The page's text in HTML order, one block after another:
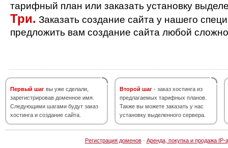
тарифный план или заказать установку
Три. Заказать создание сайта у нашего
предложить вам создание сайта любой
Первый шаг вы уже сделали,
зарегистрировав доменное имя.
Следующими шагами будут заказ
хостинга и создание сайта.
Второй шаг - заказ хостинга из
предлагаемых тарифных планов.
Также вы можете заказать у нас
установку выделенного сервера.
Регистрация доменов· Аренда, покупка и продажа IP-